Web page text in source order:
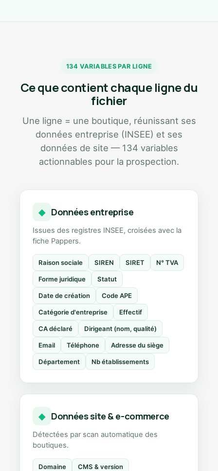
134 VARIABLES PAR LIGNE
Ce que contient chaque ligne du
fichier
Une ligne = une boutique, réunissant ses
données entreprise (INSEE) et ses
données de site — 134 variables
actionnables pour la prospection.
◆ Données entreprise
Issues des registres INSEE, croisées avec la
fiche Pappers.
Raison sociale SIREN SIRET N° TVA
Forme juridique Statut
Date de création Code APE
Catégorie d'entreprise Effectif
CA déclaré Dirigeant (nom, qualité)
Email Téléphone Adresse du siège
Département Nb établissements
◆ Données site & e-commerce
Détectées par scan automatique des
boutiques.
Domaine CMS & version